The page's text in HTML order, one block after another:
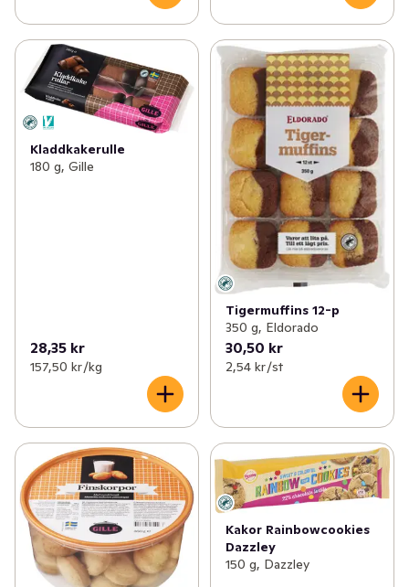
Kladdkakerulle
180 g, Gille
28,35 kr
157,50 kr /kg
Tigermuffins 12-p
350 g, Eldorado
30,50 kr
2,54 kr /st
Kakor Rainbowcookies
Dazzley
150 g, Dazzley